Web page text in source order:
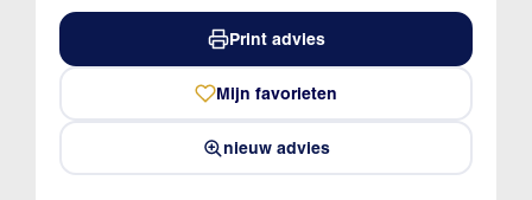
Print advies
Mijn favorieten
nieuw advies